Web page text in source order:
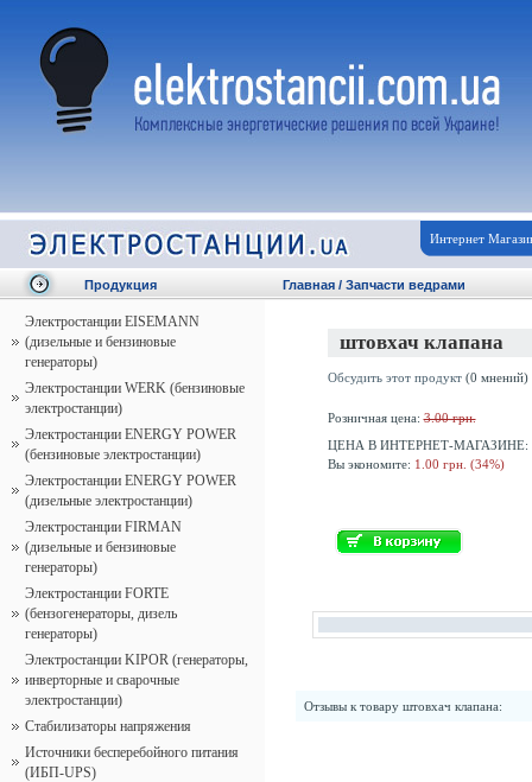
Интернет
Продукция
Электростанции EISEMANN
(дизельные и бензиновые
генераторы)
Электростанции WERK (бензиновые
электростанции)
Электростанции ENERGY POWER
(бензиновые электростанции)
Электростанции ENERGY POWER
(дизельные электростанции)
Электростанции FIRMAN
(дизельные и бензиновые
генераторы)
Электростанции FORTE
(бензогенераторы, дизель
генераторы)
Электростанции KIPOR (генераторы,
инверторные и сварочные
электростанции)
Стабилизаторы напряжения
Источники бесперебойного питания
(ИБП-UPS)
Главная / Запчасти ведрами
штовхач клапана
Обсудить этот продукт(0 мнений)
Розничная цена:3.00 грн.
ЦЕНА В ИНТЕРНЕТ-МАГАЗИНЕ:
Вы экономите: 1.00 грн. (34%)
Отзывы к товару штовхач клапана: